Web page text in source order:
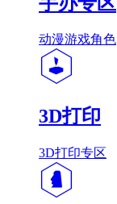
动漫游戏角色
3D打印
3D打印专区